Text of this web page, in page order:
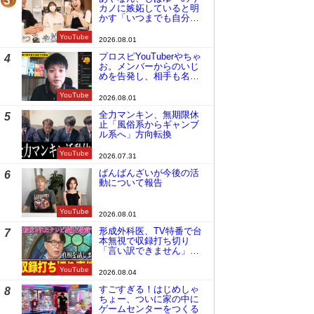
YouTube
カノに嫉妬していると明
かす「いつまでも自分の
2026.08.01
4
YouTube
プロスピYouTuberやちゃ
お。メンバーからのいじ
めを告発し、相手も名指
2026.08.01
5
YouTube
全力マンキン、無期限休
止「風俗系からギャンブ
ル系へ」方向転換
2026.07.31
6
YouTube
ばんばんざいが今後の活
動について報告
2026.08.01
7
YouTube
形成外科医、TV特番で台
本無視で収録打ち切り
「言い訳できません」と
2026.08.04
8
すごすぎる！はじめしゃ
ちょー、ついに家の中に
ゲームセンターをつくる